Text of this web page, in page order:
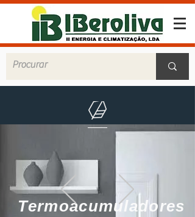
Termoacumuladores